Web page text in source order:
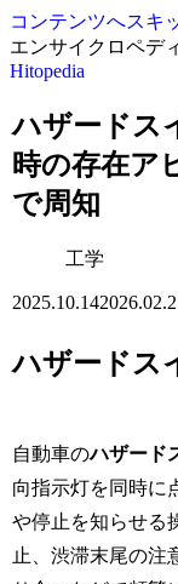
コンテンツへスキ
エンサイクロペデ
Hitopedia
ハザードス
時の存在ア
で周知
工学
2025.10.14
ハザードス
自動車のハザード
向指示灯を同時に
や停止を知らせる
止、渋滞末尾の注